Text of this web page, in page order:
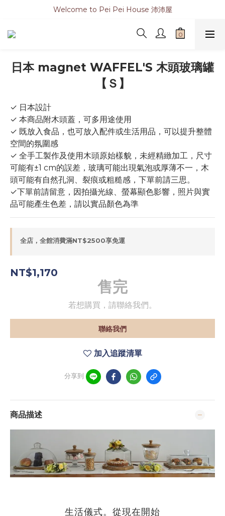
Welcome to Pei Pei House 沛沛屋
日本 magnet WAFFEL'S 木頭玻璃罐
【Ｓ】
✓ 日本設計
✓ 本商品附木頭蓋，可多用途使用
✓ 既放入食品，也可放入配件或生活用品，可以提升整體
空間的氛圍感
✓ 全手工製作及使用木頭原始樣貌，未經精緻加工，尺寸
可能有±1 cm的誤差，玻璃可能出現氣泡或厚薄不一，木
頭可能有自然孔洞、裂痕或粗糙感，下單前請三思。
✓下單前請留意，因拍攝光線、螢幕顯色影響，照片與實
品可能產生色差，請以實品顏色為準
全店，全館消費滿NT$2500享免運
NT$1,170
售完
若想購買，請聯絡我們。
聯絡我們
加入追蹤清單
分享到
商品描述
生活儀式。從現在開始